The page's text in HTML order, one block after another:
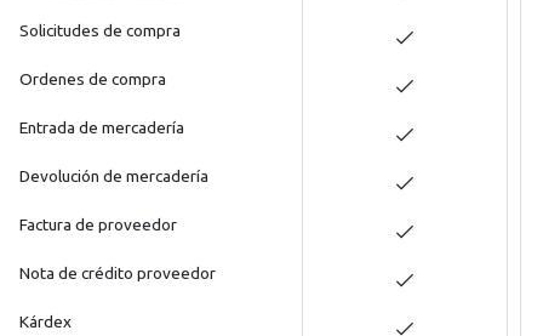
Solicitudes de compra
Ordenes de compra
Entrada de mercadería
Devolución de mercadería
Factura de proveedor
Nota de crédito proveedor
Kárdex